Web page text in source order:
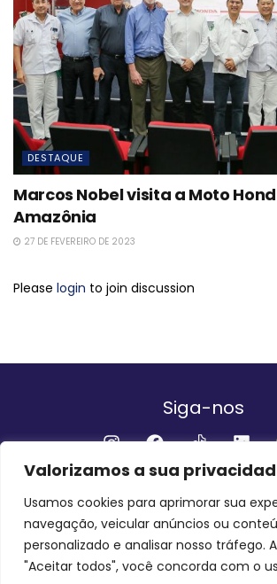
Valorizamos a sua
Usamos cookies para aprimorar sua
navegação, veicular anúncios ou
personalizado e analisar nosso tráfego.
"Aceitar todos", você concorda com o
DESTAQUE
Marcos Nobel visita a Moto
Amazônia
27 DE FEVEREIRO DE 2023
Please login to join discussion
Siga-nos
Institucional
QUEM SOMOS FALE
INVEST AMAZÔNIA